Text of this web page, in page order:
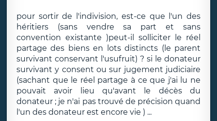
pour sortir de l'indivision, est-ce que l'un des
héritiers (sans vendre sa part et sans
convention existante )peut-il solliciter le réel
partage des biens en lots distincts (le parent
survivant conservant l'usufruit) ? si le donateur
survivant y consent ou sur jugement judiciaire
(sachant que le réel partage à ce que j'ai lu ne
pouvait avoir lieu qu'avant le décès du
donateur ; je n'ai pas trouvé de précision quand
l'un des donateur est encore vie ) ...